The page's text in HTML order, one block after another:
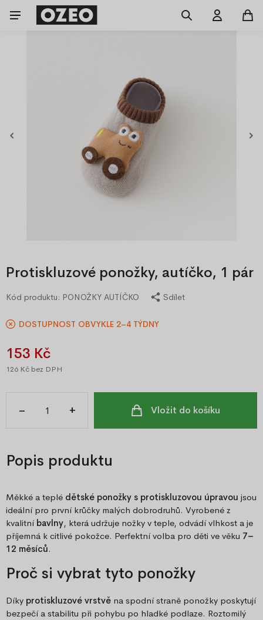
Protiskluzové ponožky, autíčko, 1 pár
Kód produktu: PONOŽKY AUTÍČKO Sdílet
DOSTUPNOST OBVYKLE 2–4 TÝDNY
153 Kč
126 Kč bez DPH
– + Vložit do košíku
Popis produktu
Měkké a teplé dětské ponožky s protiskluzovou úpravou jsou
ideální pro první krůčky malých dobrodruhů. Vyrobené z
kvalitní bavlny, která udržuje nožky v teple, odvádí vlhkost a je
příjemná k citlivé pokožce. Perfektní volba pro děti ve věku 7–
12 měsíců.
Proč si vybrat tyto ponožky
Díky protiskluzové vrstvě na spodní straně ponožky poskytují
bezpečí a stabilitu při pohybu po hladké podlaze. Roztomilý